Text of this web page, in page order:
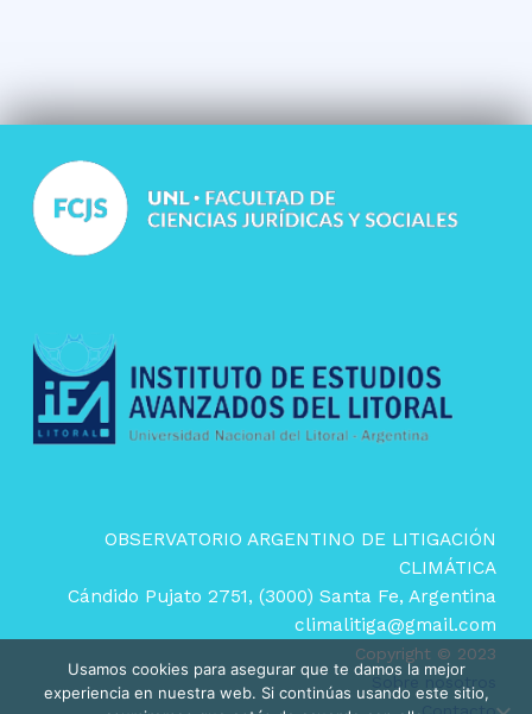
OBSERVATORIO ARGENTINO DE LITIGACIÓN
CLIMÁTICA
Cándido Pujato 2751, (3000) Santa Fe, Argentina
climalitiga@gmail.com
Copyright © 2023
Sobre nosotros
Usamos cookies para asegurar que te damos la mejor
experiencia en nuestra web. Si continúas usando este sitio,